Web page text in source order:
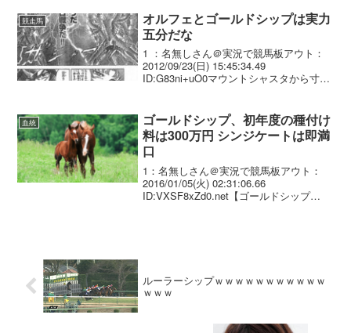
も、「先週の追い切りは最高...
競走馬
オルフェとゴールドシップは実力
五分だな
1 ：名無しさん＠実況で競馬板アウト：
2012/09/23(日) 15:45:34.49
ID:G83ni+uO0マウントシャスタから寸法
板アウト：2012/09/...
血統
ゴールドシップ、初年度の種付け
料は300万円 シンジケートは即満
口
1：名無しさん＠実況で競馬板アウト：
2016/01/05(火) 02:31:06.66
ID:VXSF8xZd0.net【ゴールドシップ
ルーラーシップｗｗｗｗｗｗｗｗｗｗｗ
ｗｗｗ